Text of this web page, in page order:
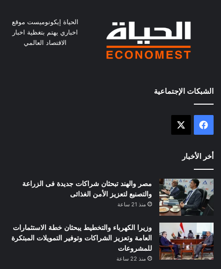
الحياة إيكونوميست موقع
اخباري يهتم بتغظية اخبار
الاقتصاد العالمي
الشبكات الإجتماعية
فيسبوك
أخر الأخبار
مصر والهند تبحثان شراكات جديدة فى الزراعة
والتصنيع لتعزيز الأمن الغذائى
منذ 21 ساعة
وزيرا الكهرباء والتخطيط يبحثان خطة الاستثمارات
العامة وتعزيز الشراكات وتوفير التمويلات المبتكرة
للمشروعات
منذ 22 ساعة